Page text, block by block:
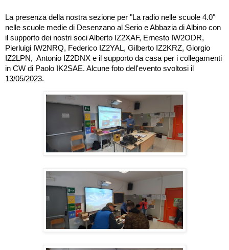
La presenza della nostra sezione per "La radio nelle scuole 4.0"
nelle scuole medie di Desenzano al Serio e Abbazia di Albino con
il supporto dei nostri soci Alberto IZ2XAF, Ernesto IW2ODR,
Pierluigi IW2NRQ, Federico IZ2YAL, Gilberto IZ2KRZ, Giorgio
IZ2LPN,  Antonio IZ2DNX e il supporto da casa per i collegamenti
in CW di Paolo IK2SAE. Alcune foto dell'evento svoltosi il
13/05/2023.